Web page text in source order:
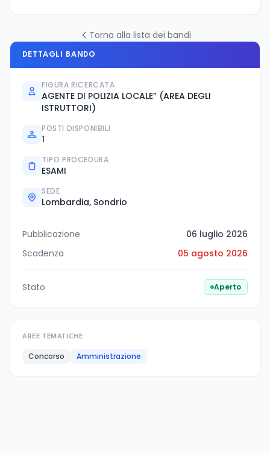
Torna alla lista dei bandi
DETTAGLI BANDO
FIGURA RICERCATA
AGENTE DI POLIZIA LOCALE” (AREA DEGLI
ISTRUTTORI)
POSTI DISPONIBILI
1
TIPO PROCEDURA
ESAMI
SEDE
Lombardia, Sondrio
Pubblicazione
06 luglio 2026
Scadenza
05 agosto 2026
Stato Aperto
AREE TEMATICHE
Concorso Amministrazione